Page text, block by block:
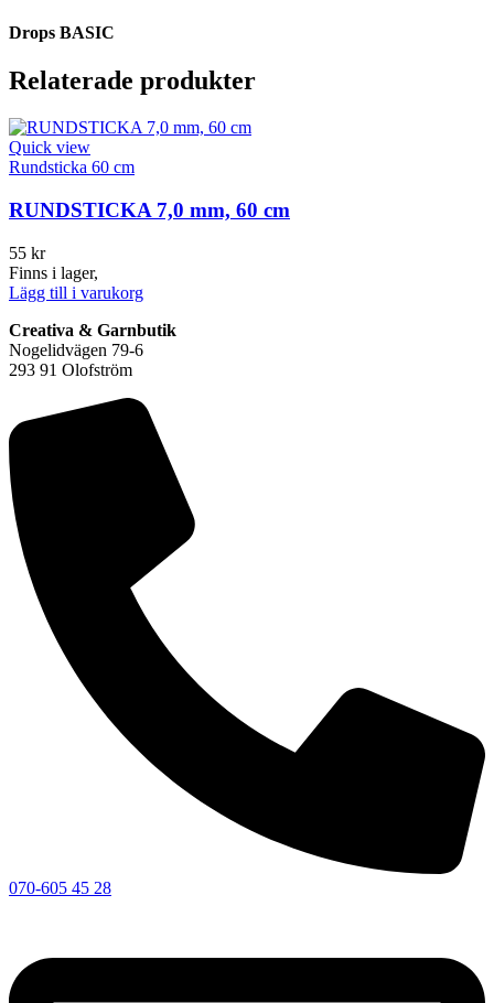
Drops BASIC
Relaterade produkter
Quick view
Rundsticka 60 cm
RUNDSTICKA 7,0 mm, 60 cm
55 kr
Finns i lager,
Lägg till i varukorg
Creativa & Garnbutik
Nogelidvägen 79-6
293 91 Olofström
070-605 45 28